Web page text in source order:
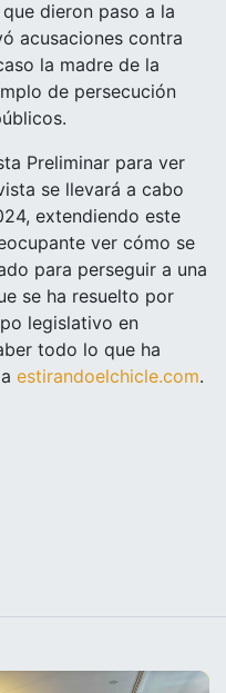
dieron paso a la
acusaciones contra
la madre de la
de persecución
Preliminar para ver
se llevará a cabo
extendiendo este
ver cómo se
para perseguir a una
se ha resuelto por
legislativo en
todo lo que ha
estirandoelchicle.com.